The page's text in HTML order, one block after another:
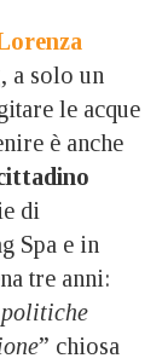
, a solo un
le acque
è anche
di
Spa e in
tre anni:
” chiosa